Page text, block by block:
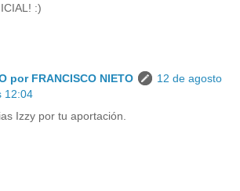
:)
por FRANCISCO NIETO
12 de agosto
12:04
Izzy por tu aportación.